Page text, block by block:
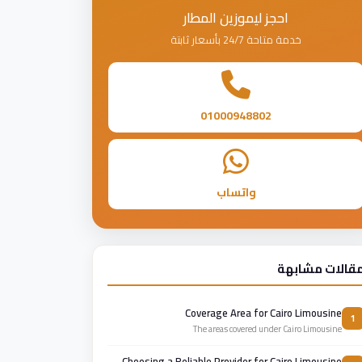
احجز ليموزين المطار
خدمة متاحة 24/7 بأسعار ثابتة
01000948802
واتساب
مشابهة
1
Coverage Area for Cairo Limousine
The areas covered under Cairo Limousine